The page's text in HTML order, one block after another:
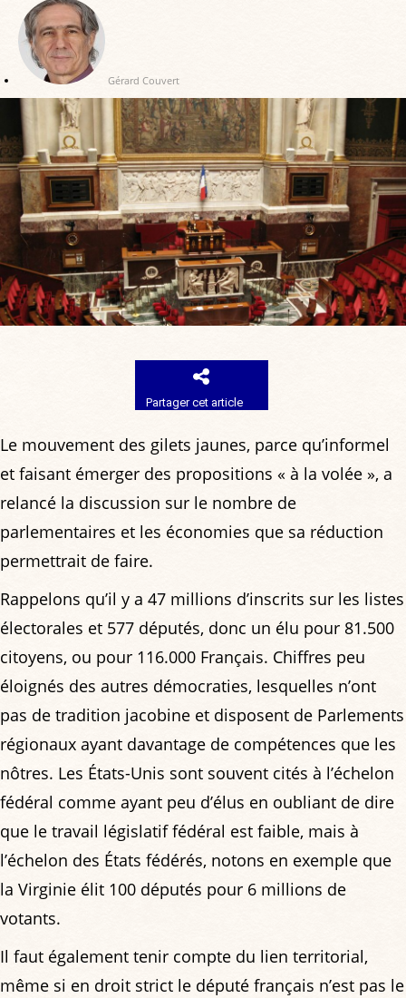
Gérard Couvert
Partager cet article
Le mouvement des gilets jaunes, parce qu’informel
et faisant émerger des propositions « à la volée », a
relancé la discussion sur le nombre de
parlementaires et les économies que sa réduction
permettrait de faire.
Rappelons qu’il y a 47 millions d’inscrits sur les listes
électorales et 577 députés, donc un élu pour 81.500
citoyens, ou pour 116.000 Français. Chiffres peu
éloignés des autres démocraties, lesquelles n’ont
pas de tradition jacobine et disposent de Parlements
régionaux ayant davantage de compétences que les
nôtres. Les États-Unis sont souvent cités à l’échelon
fédéral comme ayant peu d’élus en oubliant de dire
que le travail législatif fédéral est faible, mais à
l’échelon des États fédérés, notons en exemple que
la Virginie élit 100 députés pour 6 millions de
votants.
Il faut également tenir compte du lien territorial,
même si en droit strict le député français n’est pas le